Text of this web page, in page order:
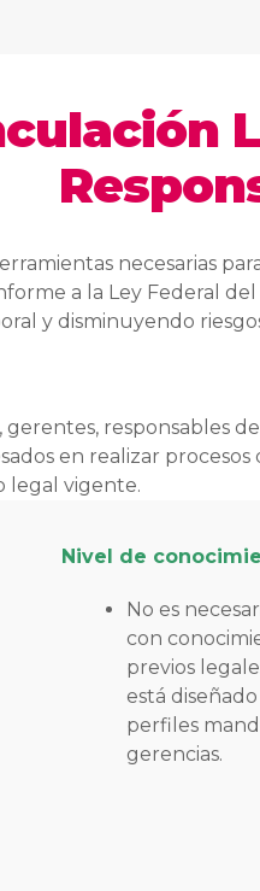
necesarias
a la Ley Federal
y disminuyendo
gerentes, responsables
en realizar
legal vigente.
Nivel de
No es
con
previos
está
perfiles
gerencias.